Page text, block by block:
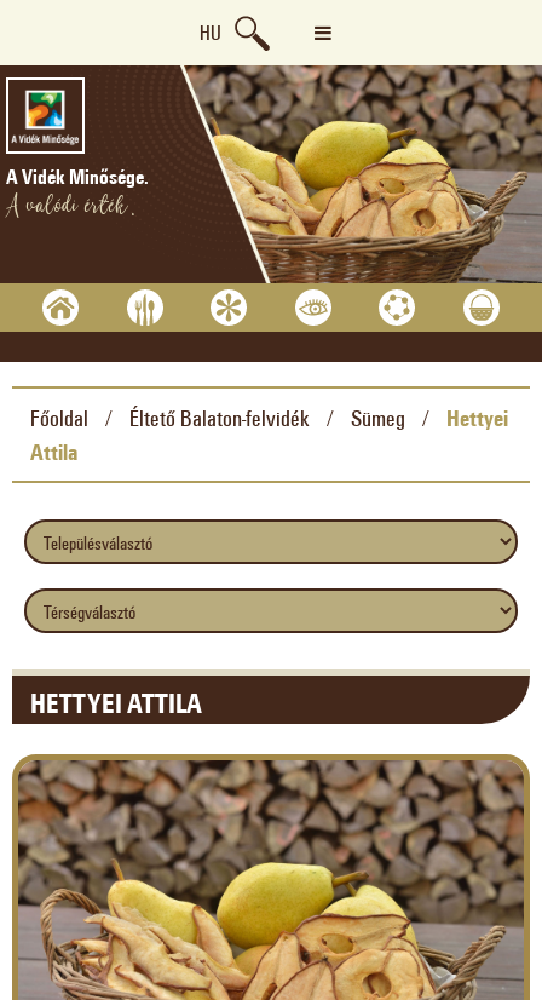
HU
A Vidék Minősége.
A valódi érték.
Főoldal / Éltető Balaton-felvidék / Sümeg /
Hettyei
Attila
HETTYEI ATTILA